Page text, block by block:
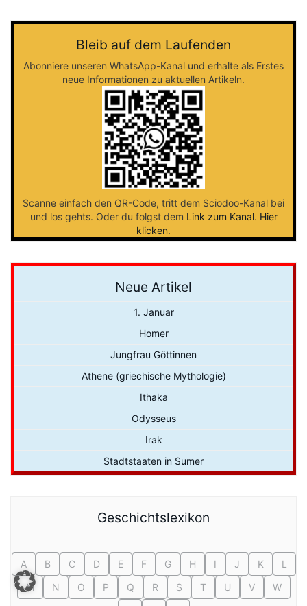
Bleib auf dem Laufenden
Abonniere unseren WhatsApp-Kanal und erhalte als Erstes
neue Informationen zu aktuellen Artikeln.
Scanne einfach den QR-Code, tritt dem Sciodoo-Kanal bei
und los gehts. Oder du folgst dem Link zum Kanal. Hier
klicken.
Neue Artikel
1. Januar
Homer
Jungfrau Göttinnen
Athene (griechische Mythologie)
Ithaka
Odysseus
Irak
Stadtstaaten in Sumer
Geschichtslexikon
A B C D E F G H I J K
L
M
N O P Q R S T U V
W